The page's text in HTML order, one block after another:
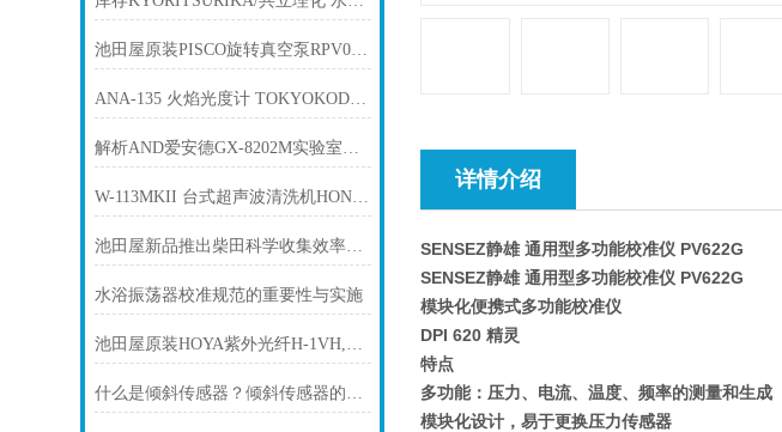
池田屋原装PISCO旋转真空泵RPV064-200V200-22-42产品介绍技术参
ANA-135 火焰光度计 TOKYOKODEN东京光电
解析AND爱安德GX-8202M实验室测量电子天平秤
W-113MKII 台式超声波清洗机HONDA本多
池田屋新品推出柴田科学收集效率测量装置 AP-632F
水浴振荡器校准规范的重要性与实施
池田屋原装HOYA紫外光纤H-1VH,L2m产品介绍技术参数
什么是倾斜传感器？倾斜传感器的使用
详情介绍
SENSEZ静雄 通用型多功能校准仪 PV622G
SENSEZ静雄 通用型多功能校准仪 PV622G
模块化便携式多功能校准仪
DPI 620 精灵
特点
多功能：压力、电流、温度、频率的测量和生成
模块化设计，易于更换压力传感器